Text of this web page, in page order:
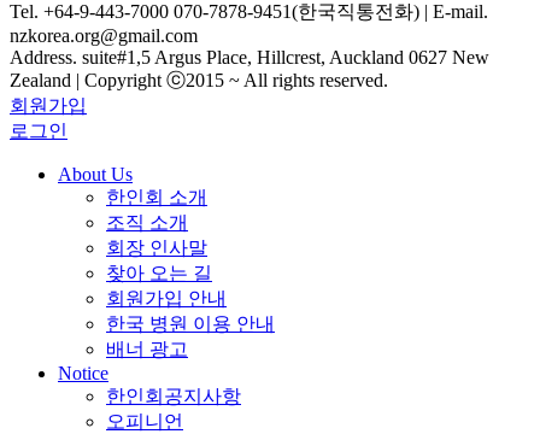
Tel. +64-9-443-7000 070-7878-9451(한국직통전화) | E-mail.
nzkorea.org@gmail.com
Address. suite#1,5 Argus Place, Hillcrest, Auckland 0627 New
Zealand | Copyright ⓒ2015 ~ All rights reserved.
회원가입
로그인
About Us
한인회 소개
조직 소개
회장 인사말
찾아 오는 길
회원가입 안내
한국 병원 이용 안내
배너 광고
Notice
한인회공지사항
오피니언